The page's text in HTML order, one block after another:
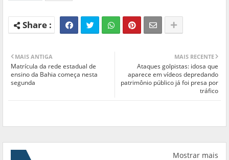
MAIS RECENTE
Ataques golpistas: idosa que
aparece em vídeos depredando
patrimônio público já foi presa por
tráfico
MAIS ANTIGA
Matrícula da rede estadual de
ensino da Bahia começa nesta
segunda
Mostrar mais